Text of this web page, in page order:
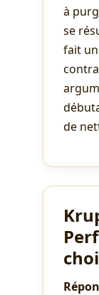
à
se
fait
de